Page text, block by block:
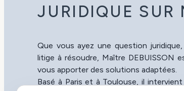
JURIDIQUE SUR
Que vous ayez une question
litige à résoudre, Maître DEBUISSON
vous apporter des solutions adaptées.
Basé à Paris et à Toulouse, il